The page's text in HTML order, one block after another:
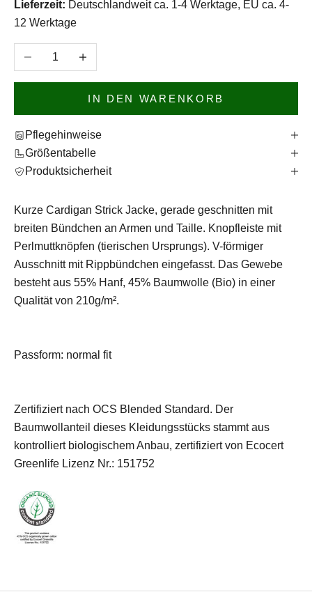
Lieferzeit: Deutschlandweit ca. 1-4 Werktage, EU ca. 4-
12 Werktage
Anzahl verringernAnzahl erhöhen
IN DEN WARENKORB
Pflegehinweise
Größentabelle
Produktsicherheit
Kurze Cardigan Strick Jacke, gerade geschnitten mit
breiten Bündchen an Armen und Taille. Knopfleiste mit
Perlmuttknöpfen (tierischen Ursprungs). V-förmiger
Ausschnitt mit Rippbündchen eingefasst. Das Gewebe
besteht aus 55% Hanf, 45% Baumwolle (Bio) in einer
Qualität von 210g/m².
Passform: normal fit
Zertifiziert nach OCS Blended Standard. Der
Baumwollanteil dieses Kleidungsstücks stammt aus
kontrolliert biologischem Anbau, zertifiziert von Ecocert
Greenlife Lizenz Nr.: 151752